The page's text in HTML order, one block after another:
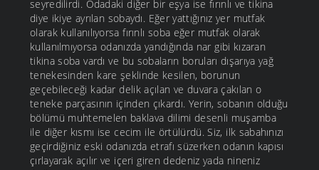
seyredilirdi. Odadaki diğer bir eşya ise fırınlı ve tikina
diye ikiye ayrılan sobaydı. Eğer yattığınız yer mutfak
olarak kullanılıyorsa fırınlı soba eğer mutfak olarak
kullanılmıyorsa odanızda yandığında nar gibi kızaran
tikina soba vardı ve bu sobaların boruları dışarıya yağ
tenekesinden kare şeklinde kesilen, borunun
geçebileceği kadar delik açılan ve duvara çakılan o
teneke parçasının içinden çıkardı. Yerin, sobanın olduğu
bölümü muhtemelen baklava dilimi desenli muşamba
ile diğer kısmı ise cecim ile örtülürdü. Siz, ilk sabahınızı
geçirdiğiniz eski odanızda etrafı süzerken odanın kapısı
çırlayarak açılır ve içeri giren dedeniz yada nineniz